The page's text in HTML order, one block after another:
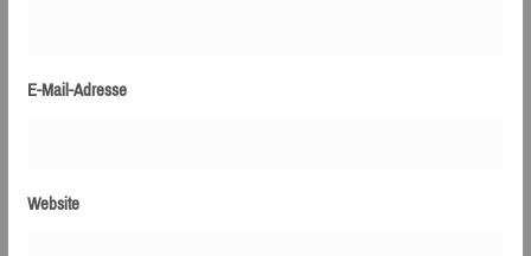
E-Mail-Adresse
Website